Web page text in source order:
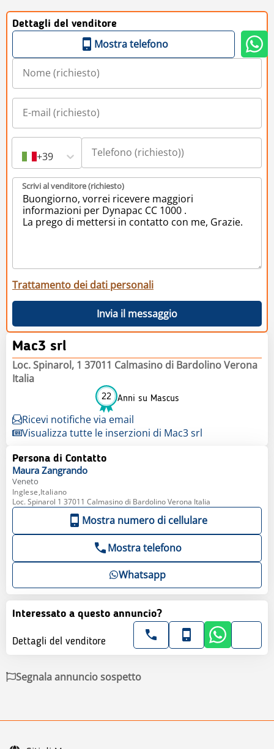
Dettagli del venditore
Mostra telefono
+39
Scrivi al venditore (richiesto)
Trattamento dei dati personali
Invia il messaggio
Mac3 srl
Loc. Spinarol, 1 37011 Calmasino di Bardolino Verona
Italia
22 Anni su Mascus
Ricevi notifiche via email
Visualizza tutte le inserzioni di Mac3 srl
Persona di Contatto
Maura Zangrando
Veneto
Inglese,Italiano
Loc. Spinarol 1 37011 Calmasino di Bardolino Verona Italia
Mostra numero di cellulare
Mostra telefono
Whatsapp
Interessato a questo annuncio?
Dettagli del venditore
Segnala annuncio sospetto